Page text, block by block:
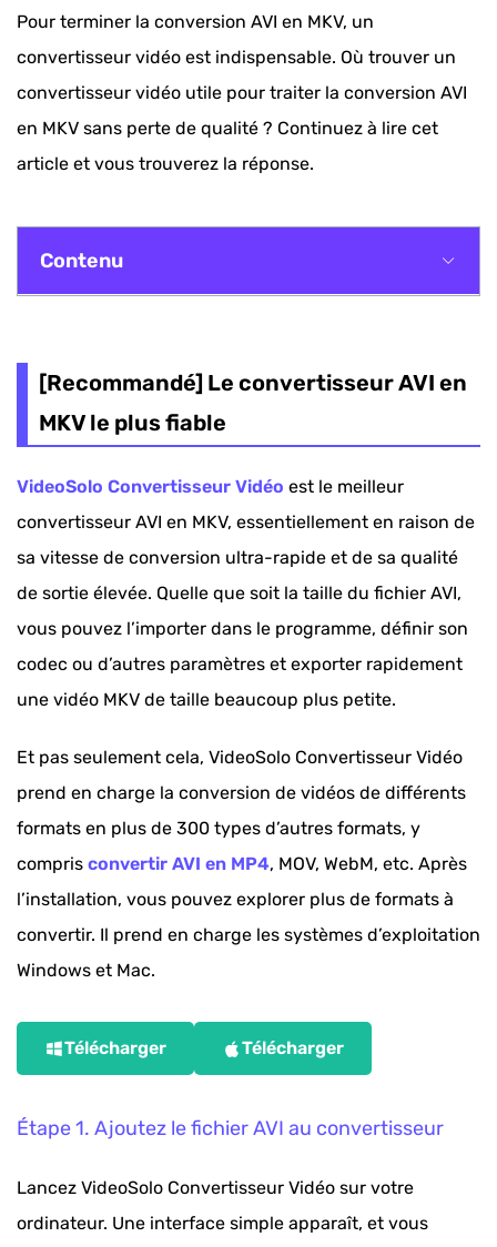
Pour terminer la conversion AVI en MKV, un
convertisseur vidéo est indispensable. Où trouver un
convertisseur vidéo utile pour traiter la conversion AVI
en MKV sans perte de qualité ? Continuez à lire cet
article et vous trouverez la réponse.
Contenu
Convertir AVI ou MKV avec VLC
[Recommandé] Le convertisseur AVI en
MKV le plus fiable
VideoSolo Convertisseur Vidéo est le meilleur
convertisseur AVI en MKV, essentiellement en raison de
sa vitesse de conversion ultra-rapide et de sa qualité
de sortie élevée. Quelle que soit la taille du fichier AVI,
vous pouvez l’importer dans le programme, définir son
codec ou d’autres paramètres et exporter rapidement
une vidéo MKV de taille beaucoup plus petite.
Et pas seulement cela, VideoSolo Convertisseur Vidéo
prend en charge la conversion de vidéos de différents
formats en plus de 300 types d’autres formats, y
compris convertir AVI en MP4, MOV, WebM, etc. Après
l’installation, vous pouvez explorer plus de formats à
convertir. Il prend en charge les systèmes d’exploitation
Windows et Mac.
Télécharger Télécharger
Étape 1. Ajoutez le fichier AVI au convertisseur
Lancez VideoSolo Convertisseur Vidéo sur votre
ordinateur. Une interface simple apparaît, et vous